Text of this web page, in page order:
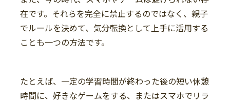
在です。それらを完全に禁止するのではなく、親子
でルールを決めて、気分転換として上手に活用する
ことも一つの方法です。
たとえば、一定の学習時間が終わった後の短い休憩
時間に、好きなゲームをする、またはスマホでリラ